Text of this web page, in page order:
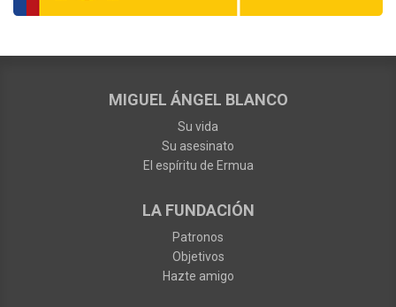
MIGUEL ÁNGEL BLANCO
Su vida
Su asesinato
El espíritu de Ermua
LA FUNDACIÓN
Patronos
Objetivos
Hazte amigo